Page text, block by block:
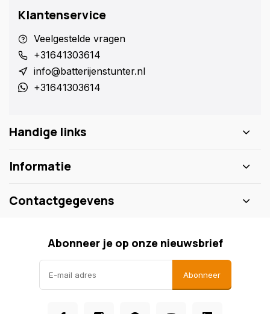
Klantenservice
Veelgestelde vragen
+31641303614
info@batterijenstunter.nl
+31641303614
Handige links
Informatie
Contactgegevens
Abonneer je op onze nieuwsbrief
Abonneer